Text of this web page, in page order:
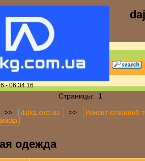
- 06:34:16
Страницы: 1
>> dajkg.com.ua >>
Ремонт кухонной
одежда